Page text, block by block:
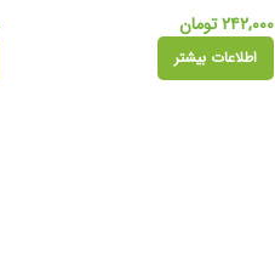
۲۴۲,۰۰۰تومان
اطلاعات بیشتر